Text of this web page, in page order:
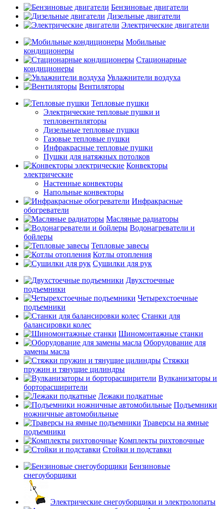
Бензиновые двигатели
Дизельные двигатели
Электрические двигатели
Мобильные
кондиционеры
Стационарные
кондиционеры
Увлажнители воздуха
Вентиляторы
Тепловые пушки
Электрические тепловые пушки и
тепловентиляторы
Дизельные тепловые пушки
Газовые тепловые пушки
Инфракрасные тепловые пушки
Пушки для натяжных потолков
Конвекторы
электрические
Настенные конвекторы
Напольные конвекторы
Инфракрасные
обогреватели
Масляные радиаторы
Водонагреватели и
бойлеры
Тепловые завесы
Котлы отопления
Сушилки для рук
Двухстоечные
подъемники
Четырехстоечные
подъемники
Станки для
балансировки колес
Шиномонтажные станки
Оборудование для
замены масла
Стяжки
пружин и тянущие цилиндры
Вулканизаторы и
борторасширители
Лежаки подкатные
Подъемники
ножничные автомобильные
Траверсы на ямные
подъемники
Комплекты рихтовочные
Стойки и подставки
Бензиновые
снегоуборщики
Электрические снегоуборщики и электролопаты